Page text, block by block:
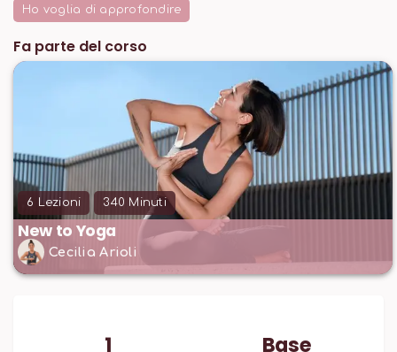
Ho voglia di approfondire
Fa parte del corso
6 Lezioni 340 Minuti
New to Yoga
Cecilia Arioli
1 Base